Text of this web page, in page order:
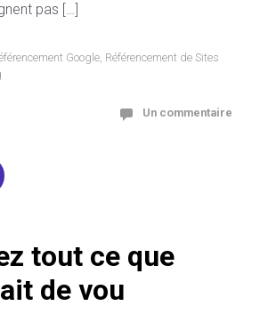
pas […]
Google, Référencement de Sites
Un commentaire
tout ce que
de vou